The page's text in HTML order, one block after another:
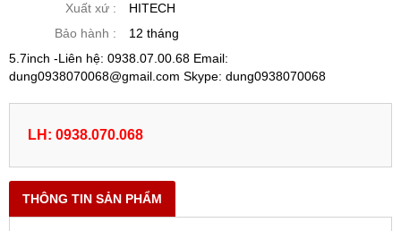
Xuất xứ :
HITECH
Bảo hành :
12 tháng
5.7inch -Liên hệ: 0938.07.00.68 Email:
dung0938070068@gmail.com Skype: dung0938070068
LH: 0938.070.068
THÔNG TIN SẢN PHẨM